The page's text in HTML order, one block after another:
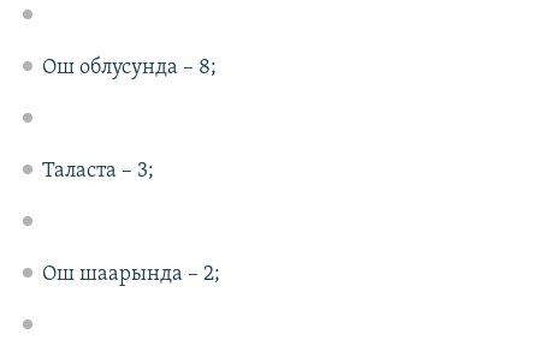
Ош облусунда – 8;
Таласта – 3;
Ош шаарында – 2;